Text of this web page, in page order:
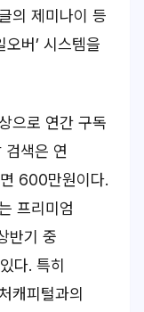
의 제미나이 등
버’ 시스템을
으로 연간 구독
검색은 연
600만원이다.
프리미엄
반기 중
다. 특히
캐피털과의